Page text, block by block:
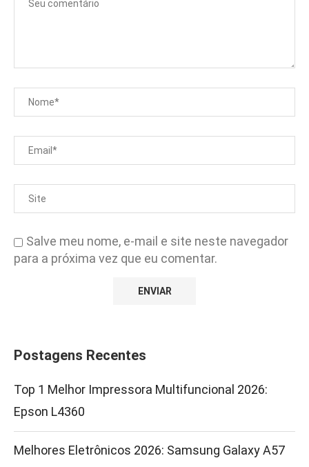
Salve meu nome, e-mail e site neste navegador
para a próxima vez que eu comentar.
Postagens Recentes
Top 1 Melhor Impressora Multifuncional 2026:
Epson L4360
Melhores Eletrônicos 2026: Samsung Galaxy A57